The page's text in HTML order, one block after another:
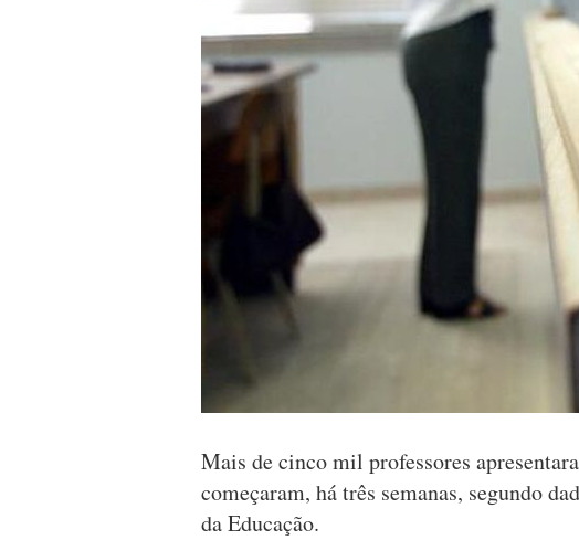
Mais de cinco mil professores
começaram, há três semanas, segundo
da Educação.